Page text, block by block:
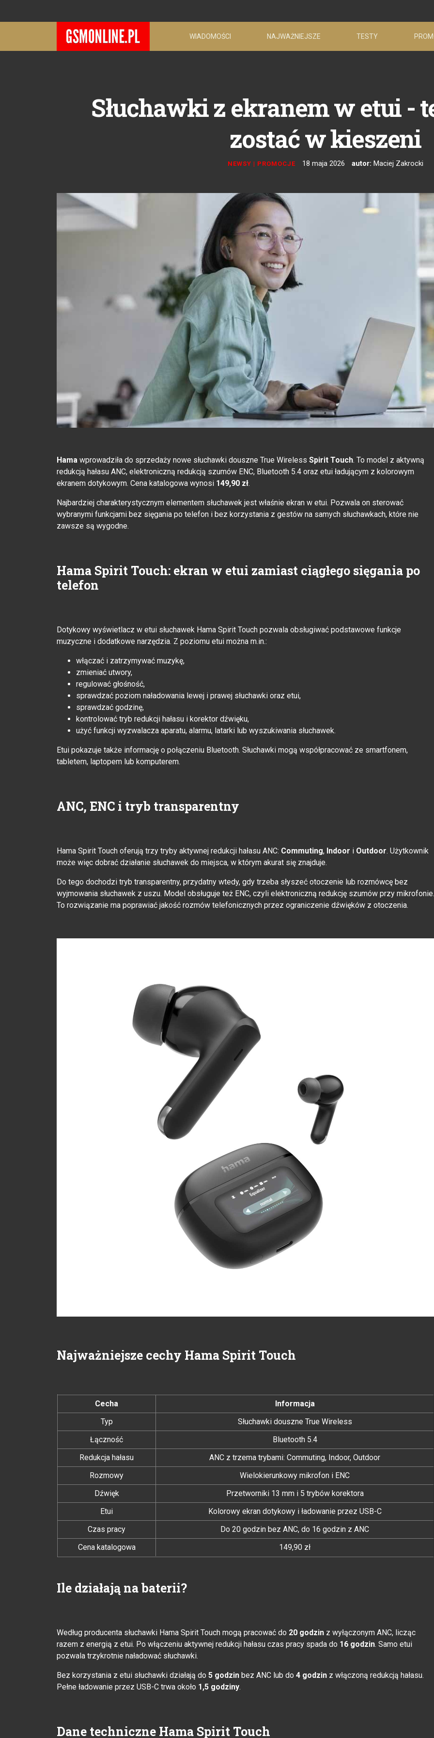
WIADOMOŚCI NAJWAŻNIEJSZE TESTY
Słuchawki z ekranem w etui -
zostać w kieszeni
NEWSY | PROMOCJE 18 maja 2026 autor: Maciej Zakrocki
Hama wprowadziła do sprzedaży nowe słuchawki douszne True Wireless Spirit Touch. To model z aktywną
redukcją hałasu ANC, elektroniczną redukcją szumów ENC, Bluetooth 5.4 oraz etui ładującym z kolorowym
ekranem dotykowym. Cena katalogowa wynosi 149,90 zł.
Najbardziej charakterystycznym elementem słuchawek jest właśnie ekran w etui. Pozwala on sterować
wybranymi funkcjami bez sięgania po telefon i bez korzystania z gestów na samych słuchawkach, które nie
zawsze są wygodne.
Hama Spirit Touch: ekran w etui zamiast ciągłego sięgania po
telefon
Dotykowy wyświetlacz w etui słuchawek Hama Spirit Touch pozwala obsługiwać podstawowe funkcje
muzyczne i dodatkowe narzędzia. Z poziomu etui można m.in.:
włączać i zatrzymywać muzykę,
zmieniać utwory,
regulować głośność,
sprawdzać poziom naładowania lewej i prawej słuchawki oraz etui,
sprawdzać godzinę,
kontrolować tryb redukcji hałasu i korektor dźwięku,
użyć funkcji wyzwalacza aparatu, alarmu, latarki lub wyszukiwania słuchawek.
Etui pokazuje także informację o połączeniu Bluetooth. Słuchawki mogą współpracować ze smartfonem,
tabletem, laptopem lub komputerem.
ANC, ENC i tryb transparentny
Hama Spirit Touch oferują trzy tryby aktywnej redukcji hałasu ANC: Commuting, Indoor i Outdoor. Użytkownik
może więc dobrać działanie słuchawek do miejsca, w którym akurat się znajduje.
Do tego dochodzi tryb transparentny, przydatny wtedy, gdy trzeba słyszeć otoczenie lub rozmówcę bez
wyjmowania słuchawek z uszu. Model obsługuje też ENC, czyli elektroniczną redukcję szumów przy mikrofonie.
To rozwiązanie ma poprawiać jakość rozmów telefonicznych przez ograniczenie dźwięków z otoczenia.
Najważniejsze cechy Hama Spirit Touch
Cecha
Informacja
Typ
Słuchawki douszne True Wireless
Łączność
Bluetooth 5.4
Redukcja hałasu
ANC z trzema trybami: Commuting, Indoor, Outdoor
Rozmowy
Wielokierunkowy mikrofon i ENC
Dźwięk
Przetworniki 13 mm i 5 trybów korektora
Etui
Kolorowy ekran dotykowy i ładowanie przez USB-C
Czas pracy
Do 20 godzin bez ANC, do 16 godzin z ANC
Cena katalogowa
149,90 zł
Ile działają na baterii?
Według producenta słuchawki Hama Spirit Touch mogą pracować do 20 godzin z wyłączonym ANC, licząc
razem z energią z etui. Po włączeniu aktywnej redukcji hałasu czas pracy spada do 16 godzin. Samo etui
pozwala trzykrotnie naładować słuchawki.
Bez korzystania z etui słuchawki działają do 5 godzin bez ANC lub do 4 godzin z włączoną redukcją hałasu.
Pełne ładowanie przez USB-C trwa około 1,5 godziny.
Dane techniczne Hama Spirit Touch